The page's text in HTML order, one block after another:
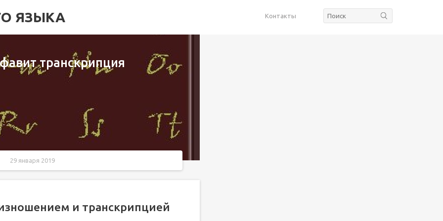
ЯЗЫКА Контакты
транскрипция
29 января 2019
и транскрипцией